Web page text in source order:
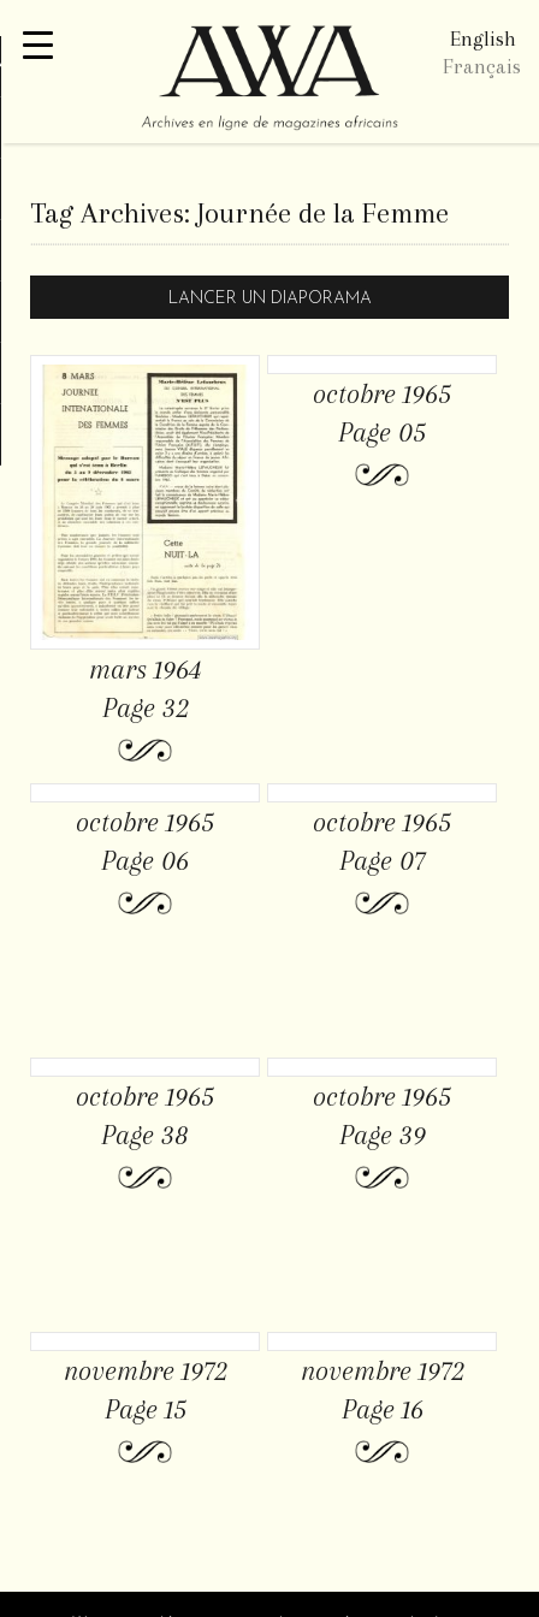
English
Français
Tag Archives: Journée de la Femme
LANCER UN DIAPORAMA
mars 1964
Page 32
octobre 1965
Page 05
octobre 1965
Page 06
octobre 1965
Page 07
octobre 1965
Page 38
octobre 1965
Page 39
novembre 1972
Page 15
novembre 1972
Page 16